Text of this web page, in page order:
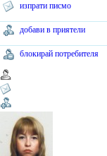
изпрати писмо
добави в приятели
блокирай потребителя